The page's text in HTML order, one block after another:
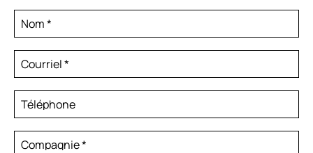
Nom*
Courriel*
Téléphone
Compagnie*